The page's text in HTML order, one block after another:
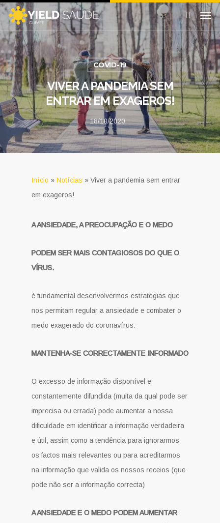
COVID-19
VIVER A PANDEMIA SEM
ENTRAR EM EXAGEROS!
18/10/2020
Início » Notícias » Viver a pandemia sem entrar
em exageros!
A ANSIEDADE, A PREOCUPAÇÃO E O MEDO
PODEM SER MAIS CONTAGIOSOS DO QUE O
VÍRUS.
é fundamental desenvolvermos estratégias que
nos permitam regular a ansiedade e combater o
medo exagerado do coronavírus:
MANTENHA-SE CORRECTAMENTE INFORMADO
O excesso de informação disponível e
constantemente difundida (muita da qual pode ser
imprecisa ou errada) pode aumentar a nossa
dificuldade em identificar a informação verdadeira
e útil, assim como a tendência para ignorarmos
os factos mais relevantes ou para acreditarmos
na informação que valida os nossos receios (que
pode não ser a informação correcta)
A ANSIEDADE E O MEDO PODEM AUMENTAR